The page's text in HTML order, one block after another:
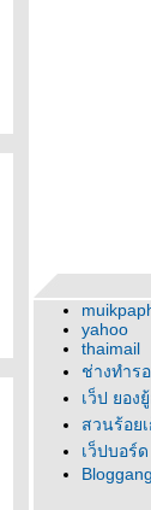
yahoo
thaimail
ช่างทำร
เว็ป ยอง
สวนร้อย
เว็ปบอร์